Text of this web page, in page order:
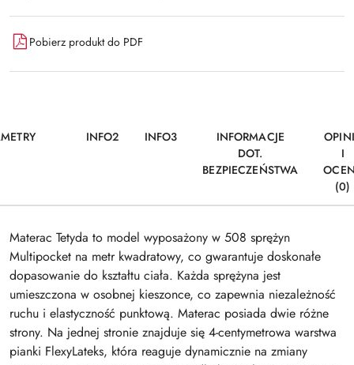
Pobierz produkt do PDF
INFO2 INFO3
INFORMACJE
DOT.
BEZPIECZEŃSTWA
I
(0)
Materac Tetyda to model wyposażony w 508 sprężyn
Multipocket na metr kwadratowy, co gwarantuje doskonałe
dopasowanie do kształtu ciała. Każda sprężyna jest
umieszczona w osobnej kieszonce, co zapewnia niezależność
ruchu i elastyczność punktową. Materac posiada dwie różne
strony. Na jednej stronie znajduje się 4-centymetrowa warstwa
pianki FlexyLateks, która reaguje dynamicznie na zmiany